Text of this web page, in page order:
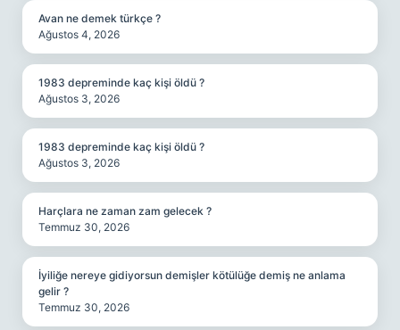
Avan ne demek türkçe ?
Ağustos 4, 2026
1983 depreminde kaç kişi öldü ?
Ağustos 3, 2026
1983 depreminde kaç kişi öldü ?
Ağustos 3, 2026
Harçlara ne zaman zam gelecek ?
Temmuz 30, 2026
İyiliğe nereye gidiyorsun demişler kötülüğe demiş ne anlama
gelir ?
Temmuz 30, 2026